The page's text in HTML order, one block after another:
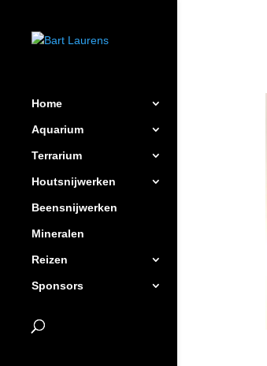
Home
Aquarium
Terrarium
Houtsnijwerken
Beensnijwerken
Mineralen
Reizen
Sponsors